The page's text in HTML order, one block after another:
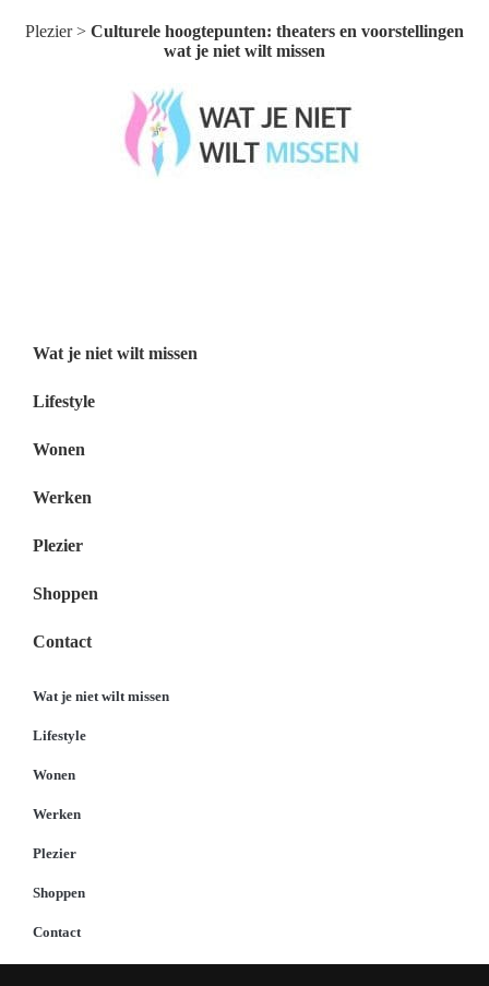
Plezier> Culturele hoogtepunten: theaters en voorstellingen
wat je niet wilt missen
Wat je niet wilt missen
Lifestyle
Wonen
Werken
Plezier
Shoppen
Contact
Wat je niet wilt missen
Lifestyle
Wonen
Werken
Plezier
Shoppen
Contact